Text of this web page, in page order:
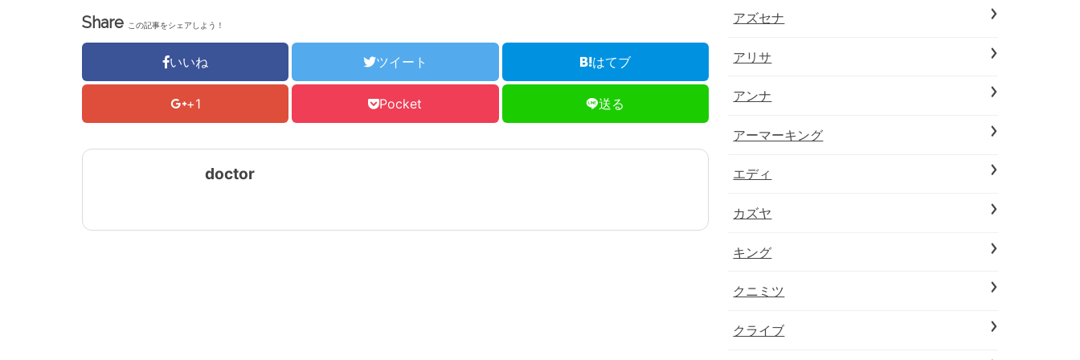
Share この記事をシェアしよう！
いいね ツイート はてブ
+1 Pocket 送る
doctor
アズセナ
アリサ
アンナ
アーマーキング
エディ
カズヤ
キング
クニミツ
クライブ